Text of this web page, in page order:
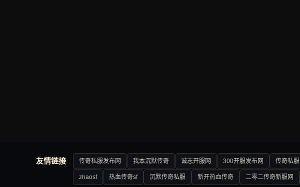
友情链接 传奇私服发布网 我本沉默传奇 诚志开服网 300开服发布网 传奇私服
zhaosf 热血传奇sf 沉默传奇私服 新开热血传奇 二零二传奇新服网